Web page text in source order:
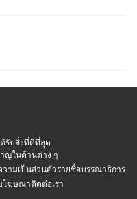
รับสิ่งที่ดีที่สุด
ญในด้านต่าง ๆ
ามเป็นส่วนตัวรายชื่อบรรณาธิการ
โฆษณาติดต่อเรา